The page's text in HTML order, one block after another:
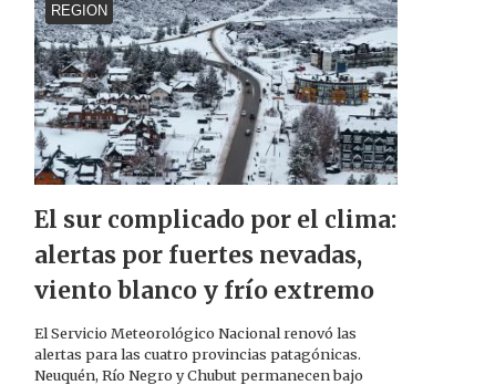
REGION
El sur complicado por el clima:
alertas por fuertes nevadas,
viento blanco y frío extremo
El Servicio Meteorológico Nacional renovó las
alertas para las cuatro provincias patagónicas.
Neuquén, Río Negro y Chubut permanecen bajo